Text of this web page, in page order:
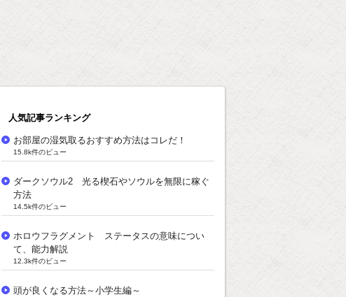
人気記事ランキング
お部屋の湿気取るおすすめ方法はコレだ！
15.8k件のビュー
ダークソウル2 光る楔石やソウルを無限に稼ぐ
方法
14.5k件のビュー
ホロウフラグメント ステータスの意味につい
て、能力解説
12.3k件のビュー
頭が良くなる方法～小学生編～